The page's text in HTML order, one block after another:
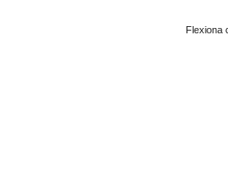
Flexiona